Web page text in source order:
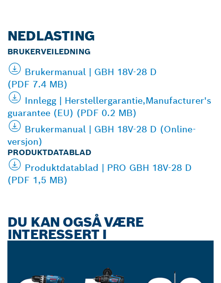
NEDLASTING
BRUKERVEILEDNING
Brukermanual | GBH 18V-28 D
(PDF 7.4 MB)
Innlegg | Herstellergarantie,Manufacturer's
guarantee (EU) (PDF 0.2 MB)
Brukermanual | GBH 18V-28 D (Online-
versjon)
PRODUKTDATABLAD
Produktdatablad | PRO GBH 18V-28 D
(PDF 1,5 MB)
DU KAN OGSÅ VÆRE
INTERESSERT I